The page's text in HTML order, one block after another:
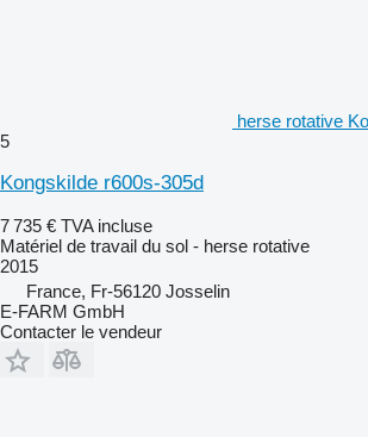
herse rotative
5
Kongskilde r600s-305d
7 735 € TVA incluse
Matériel de travail du sol - herse rotative
2015
France, Fr-56120 Josselin
E-FARM GmbH
Contacter le vendeur